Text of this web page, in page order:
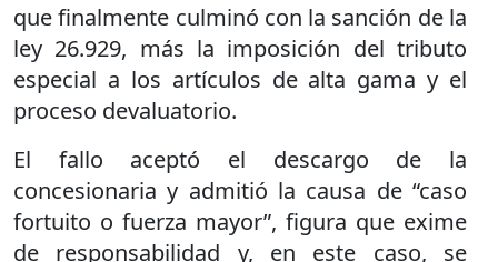
que finalmente culminó con la sanción de la
ley 26.929, más la imposición del tributo
especial a los artículos de alta gama y el
proceso devaluatorio.
El fallo aceptó el descargo de la
concesionaria y admitió la causa de “caso
fortuito o fuerza mayor”, figura que exime
de responsabilidad y, en este caso, se